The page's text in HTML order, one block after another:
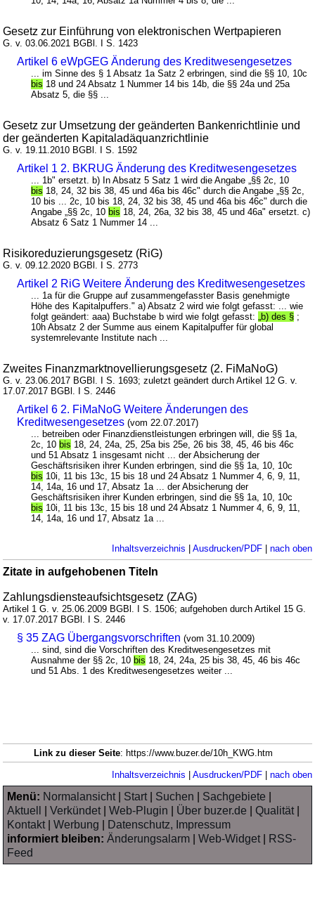
Gesetz zur Einführung von elektronischen Wertpapieren
G. v. 03.06.2021 BGBl. I S. 1423
Artikel 6 eWpGEG Änderung des Kreditwesengesetzes
... im Sinne des § 1 Absatz 1a Satz 2 erbringen, sind die §§ 10, 10c
bis 18 und 24 Absatz 1 Nummer 14 bis 14b, die §§ 24a und 25a
Absatz 5, die §§ ...
Gesetz zur Umsetzung der geänderten Bankenrichtlinie und
der geänderten Kapitaladäquanzrichtlinie
G. v. 19.11.2010 BGBl. I S. 1592
Artikel 1 2. BKRUG Änderung des Kreditwesengesetzes
... 1b" ersetzt. b) In Absatz 5 Satz 1 wird die Angabe „§§ 2c, 10
bis 18, 24, 32 bis 38, 45 und 46a bis 46c" durch die Angabe „§§ 2c,
10 bis ... 2c, 10 bis 18, 24, 32 bis 38, 45 und 46a bis 46c" durch die
Angabe „§§ 2c, 10bis 18, 24, 26a, 32 bis 38, 45 und 46a" ersetzt. c)
Absatz 6 Satz 1 Nummer 14 ...
Risikoreduzierungsgesetz (RiG)
G. v. 09.12.2020 BGBl. I S. 2773
Artikel 2 RiG Weitere Änderung des Kreditwesengesetzes
... 1a für die Gruppe auf zusammengefasster Basis genehmigte
Höhe des Kapitalpuffers." a) Absatz 2 wird wie folgt gefasst: ... wie
folgt geändert: aaa) Buchstabe b wird wie folgt gefasst: „b) des § ;
10h Absatz 2 der Summe aus einem Kapitalpuffer für global
systemrelevante Institute nach ...
Zweites Finanzmarktnovellierungsgesetz (2. FiMaNoG)
G. v. 23.06.2017 BGBl. I S. 1693; zuletzt geändert durch Artikel 12 G. v.
17.07.2017 BGBl. I S. 2446
Artikel 6 2. FiMaNoG Weitere Änderungen des
Kreditwesengesetzes (vom 22.07.2017)
... betreiben oder Finanzdienstleistungen erbringen will, die §§ 1a,
2c, 10bis 18, 24, 24a, 25, 25a bis 25e, 26 bis 38, 45, 46 bis 46c
und 51 Absatz 1 insgesamt nicht ... der Absicherung der
Geschäftsrisiken ihrer Kunden erbringen, sind die §§ 1a, 10, 10c
bis 10i, 11 bis 13c, 15 bis 18 und 24 Absatz 1 Nummer 4, 6, 9, 11,
14, 14a, 16 und 17, Absatz 1a ... der Absicherung der
Geschäftsrisiken ihrer Kunden erbringen, sind die §§ 1a, 10, 10c
bis 10i, 11 bis 13c, 15 bis 18 und 24 Absatz 1 Nummer 4, 6, 9, 11,
14, 14a, 16 und 17, Absatz 1a ...
Inhaltsverzeichnis | Ausdrucken/PDF| nach oben
Zitate in aufgehobenen Titeln
Zahlungsdiensteaufsichtsgesetz (ZAG)
Artikel 1 G. v. 25.06.2009 BGBl. I S. 1506; aufgehoben durch Artikel 15 G.
v. 17.07.2017 BGBl. I S. 2446
§ 35 ZAG Übergangsvorschriften (vom 31.10.2009)
... sind, sind die Vorschriften des Kreditwesengesetzes mit
Ausnahme der §§ 2c, 10bis 18, 24, 24a, 25 bis 38, 45, 46 bis 46c
und 51 Abs. 1 des Kreditwesengesetzes weiter ...
Link zu dieser Seite: https://www.buzer.de/10h_KWG.htm
Inhaltsverzeichnis | Ausdrucken/PDF| nach oben
Menü: Normalansicht| Start| Suchen Sachgebiete
Aktuell
|Verkündet|Web-Plugin Über buzer.de |Qualität|
Kontakt|Werbung
Datenschutz, Impressum
informiert bleiben: Änderungsalarm |Web-Widget|
RSS-
Feed